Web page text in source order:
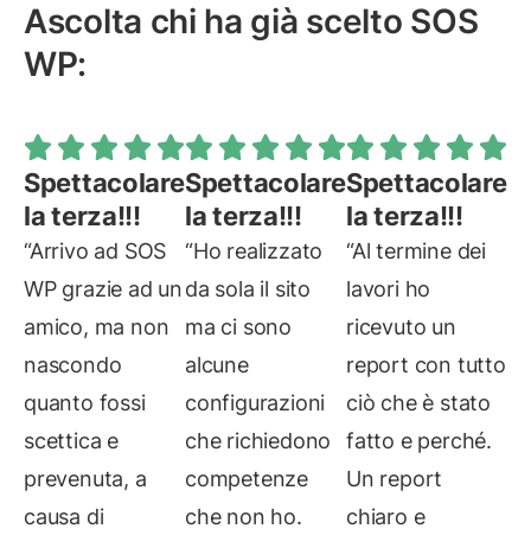
Ascolta chi ha già scelto SOS
WP:
Spettacolare
la terza!!!
“Arrivo ad SOS
WP grazie ad un
amico, ma non
nascondo
quanto fossi
scettica e
prevenuta, a
causa di
Spettacolare
la terza!!!
“Ho realizzato
da sola il sito
ma ci sono
alcune
configurazioni
che richiedono
competenze
che non ho.
Spettacolare
la terza!!!
“Al termine dei
lavori ho
ricevuto un
report con tutto
ciò che è stato
fatto e perché.
Un report
chiaro e